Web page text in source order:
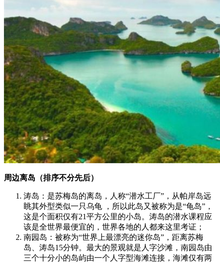
周边离岛（排序不分先后）
涛岛：是苏梅岛的离岛，人称“潜水工厂”，从帕岸岛远
眺其外型类似一只乌龟 ，所以此岛又被称为是“龟岛”，
这是个面积仅有21平方公里的小岛。涛岛的潜水课程应
该是全世界最便宜的，世界各地的人都来这里考证；
南园岛：被称为“世界上最漂亮的迷你岛”，距离苏梅
岛、涛岛15分钟。最大的景观就是人字沙滩，南园岛由
三个十分小的岛屿由一个人字型海滩连接，海滩仅有两